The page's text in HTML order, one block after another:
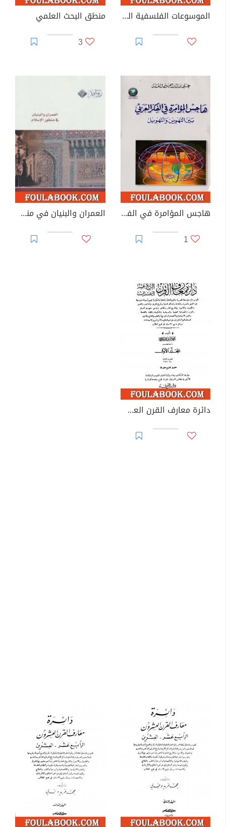
الموسوعات الفلسفية المعاصرة في العربية
منطق البحث العلمي
3
هاجس المؤامرة في الفكر العربي بين التهوين و التهويل
1
العمران والبنيان في منظور الإسلام
دائرة معارف القرن العشرين - المجلد الأول